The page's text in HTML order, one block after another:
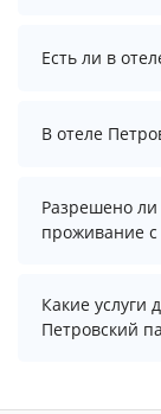
Заезд
осуществить
Есть ли в
В отеле
В отеле
В отеле
информацию
Разрешено ли
проживание
Проживание
Однако, это
Какие услуги
Петровский